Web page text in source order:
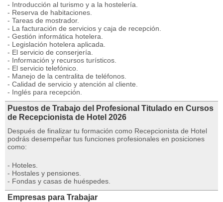
- Introducción al turismo y a la hostelería.
- Reserva de habitaciones.
- Tareas de mostrador.
- La facturación de servicios y caja de recepción.
- Gestión informática hotelera.
- Legislación hotelera aplicada.
- El servicio de conserjería.
- Información y recursos turísticos.
- El servicio telefónico.
- Manejo de la centralita de teléfonos.
- Calidad de servicio y atención al cliente.
- Inglés para recepción.
Puestos de Trabajo del Profesional Titulado en Cursos
de Recepcionista de Hotel 2026
Después de finalizar tu formación como Recepcionista de Hotel
podrás desempeñar tus funciones profesionales en posiciones
como:
- Hoteles.
- Hostales y pensiones.
- Fondas y casas de huéspedes.
Empresas para Trabajar